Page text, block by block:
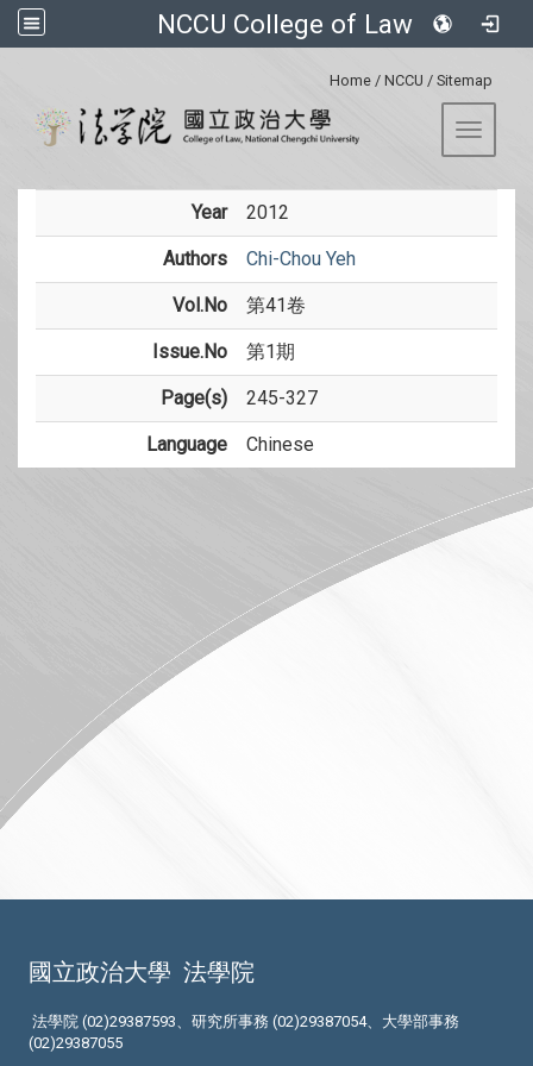
NCCU College of Law
Home / NCCU / Sitemap
Toggle
Year 2012
Authors Chi-Chou Yeh
Vol.No 第41卷
Issue.No 第1期
Page(s) 245-327
Language Chinese
國立政治大學 法學院
法學院 (02)29387593、研究所事務 (02)29387054、大學部事務
(02)29387055